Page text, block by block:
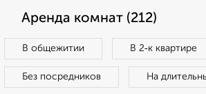
Аренда комнат (212)
В общежитии В 2‑к квартире
Без посредников На